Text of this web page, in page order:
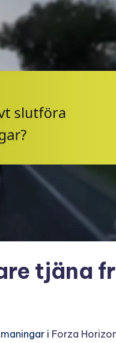
tjäna
i Forza